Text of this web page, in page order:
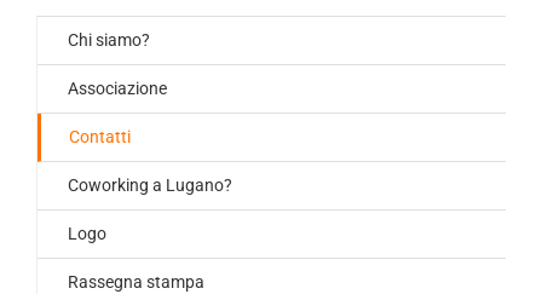
Chi siamo?
Associazione
Contatti
Coworking a Lugano?
Logo
Rassegna stampa